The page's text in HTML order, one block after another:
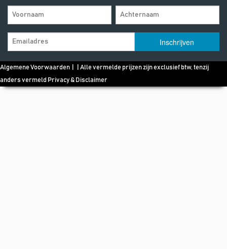
Algemene Voorwaarden | | Alle vermelde prijzen zijn exclusief btw, tenzij
anders vermeld Privacy & Disclaimer